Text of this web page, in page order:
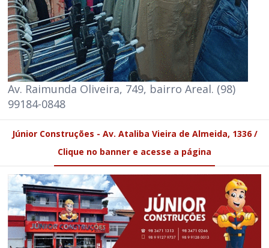
Av. Raimunda Oliveira, 749, bairro Areal. (98)
99184-0848
Júnior Construções - Av. Ataliba Vieira de Almeida, 1336 /
Clique no banner e acesse a página